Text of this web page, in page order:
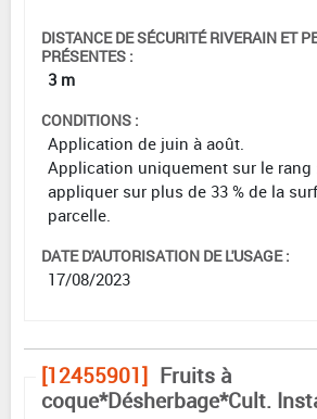
DISTANCE DE SÉCURITÉ RIVERAIN ET
PRÉSENTES :
3 m
CONDITIONS :
Application de juin à août.
Application uniquement sur le rang
appliquer sur plus de 33 % de la
parcelle.
DATE D'AUTORISATION DE L'USAGE :
17/08/2023
[12455901] Fruits à
coque*Désherbage*Cult.